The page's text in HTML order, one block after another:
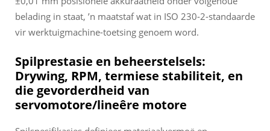
belading in staat, ’n maatstaf wat in ISO 230-2-standaarde
vir werktuigmachine-toetsing genoem word.
Spilprestasie en beheerstelsels:
Drywing, RPM, termiese stabiliteit, en
die gevorderdheid van
servomotore/lineêre motore